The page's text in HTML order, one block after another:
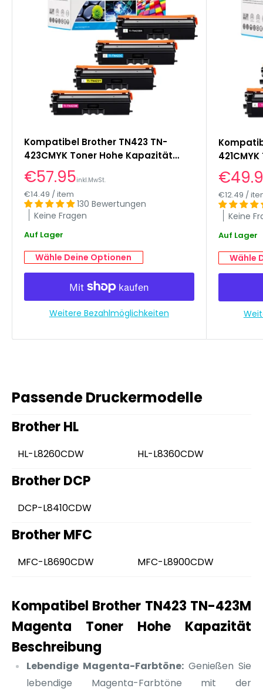
Kompatibel Brother TN423 TN-
423CMYK Toner Hohe Kapazität
Multipack
Sonderpreis
€57.95inkl.MwSt.
€14.49 / item
130 Bewertungen
Keine Fragen
Auf Lager
Wähle Deine Optionen
Weitere Bezahlmöglichkeiten
€12.49 /
Keine
Auf Lager
Wähle
Passende Druckermodelle
Brother HL
HL-L8260CDW HL-L8360CDW
Brother DCP
DCP-L8410CDW
Brother MFC
MFC-L8690CDW MFC-L8900CDW
Kompatibel Brother TN423 TN-423M
Magenta Toner Hohe Kapazität
Beschreibung
Lebendige Magenta-Farbtöne: Genießen Sie
lebendige Magenta-Farbtöne mit der